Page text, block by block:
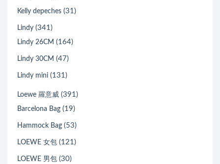
Kelly depeches (31)
Lindy (341)
Lindy 26CM (164)
Lindy 30CM (47)
Lindy mini (131)
Loewe 羅意威 (391)
Barcelona Bag (19)
Hammock Bag (53)
LOEWE 女包 (121)
LOEWE 男包 (30)